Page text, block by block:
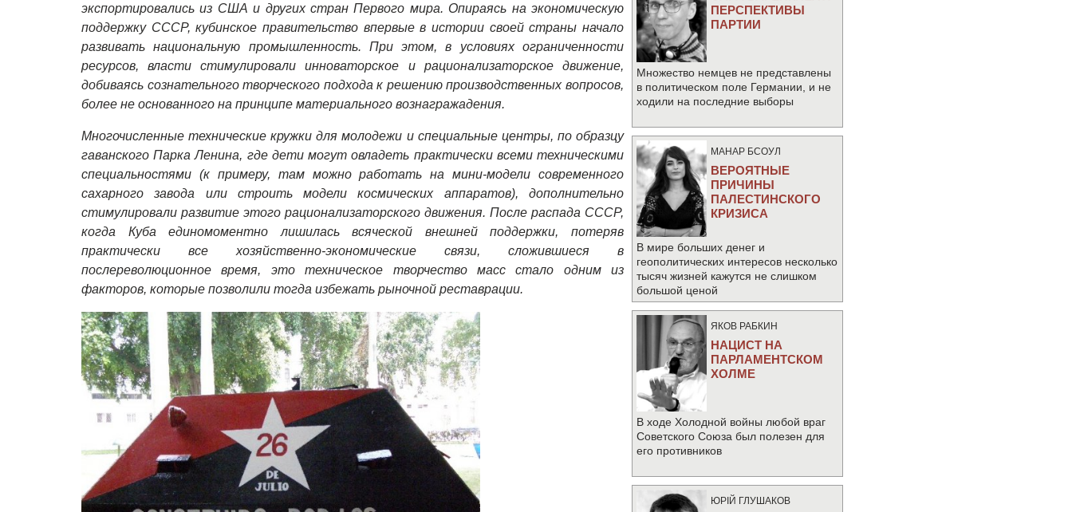
экспортировались из США и других стран Первого мира. Опираясь на экономическую
поддержку СССР, кубинское правительство впервые в истории своей страны начало
развивать национальную промышленность. При этом, в условиях ограниченности
ресурсов, власти стимулировали инноваторское и рационализаторское движение,
добиваясь сознательного творческого подхода к решению производственных вопросов,
более не основанного на принципе материального вознагражадения.
Многочисленные технические кружки для молодежи и специальные центры, по образцу
гаванского Парка Ленина, где дети могут овладеть практически всеми техническими
специальностями (к примеру, там можно работать на мини-модели современного
сахарного завода или строить модели космических аппаратов), дополнительно
стимулировали развитие этого рационализаторского движения. После распада СССР,
когда Куба единомоментно лишилась всяческой внешней поддержки, потеряв
практически все хозяйственно-экономические связи, сложившиеся в
послереволюционное время, это техническое творчество масс стало одним из
факторов, которые позволили тогда избежать рыночной реставрации.
ПЕРСПЕКТИВЫ
ПАРТИИ
Множество немцев не представлены
в политическом поле Германии, и не
ходили на последние выборы
МАНАР БСОУЛ
ВЕРОЯТНЫЕ
ПРИЧИНЫ
ПАЛЕСТИНСКОГО
КРИЗИСА
В мире больших денег и
геополитических интересов несколько
тысяч жизней кажутся не слишком
большой ценой
ЯКОВ РАБКИН
НАЦИСТ НА
ПАРЛАМЕНТСКОМ
ХОЛМЕ
В ходе Холодной войны любой враг
Советского Союза был полезен для
его противников
ЮРIЙ ГЛУШАКОВ